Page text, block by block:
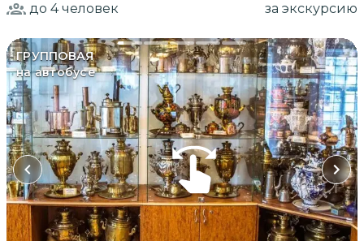
до 4человек за экскурсию
ГРУППОВАЯ
на автобусе